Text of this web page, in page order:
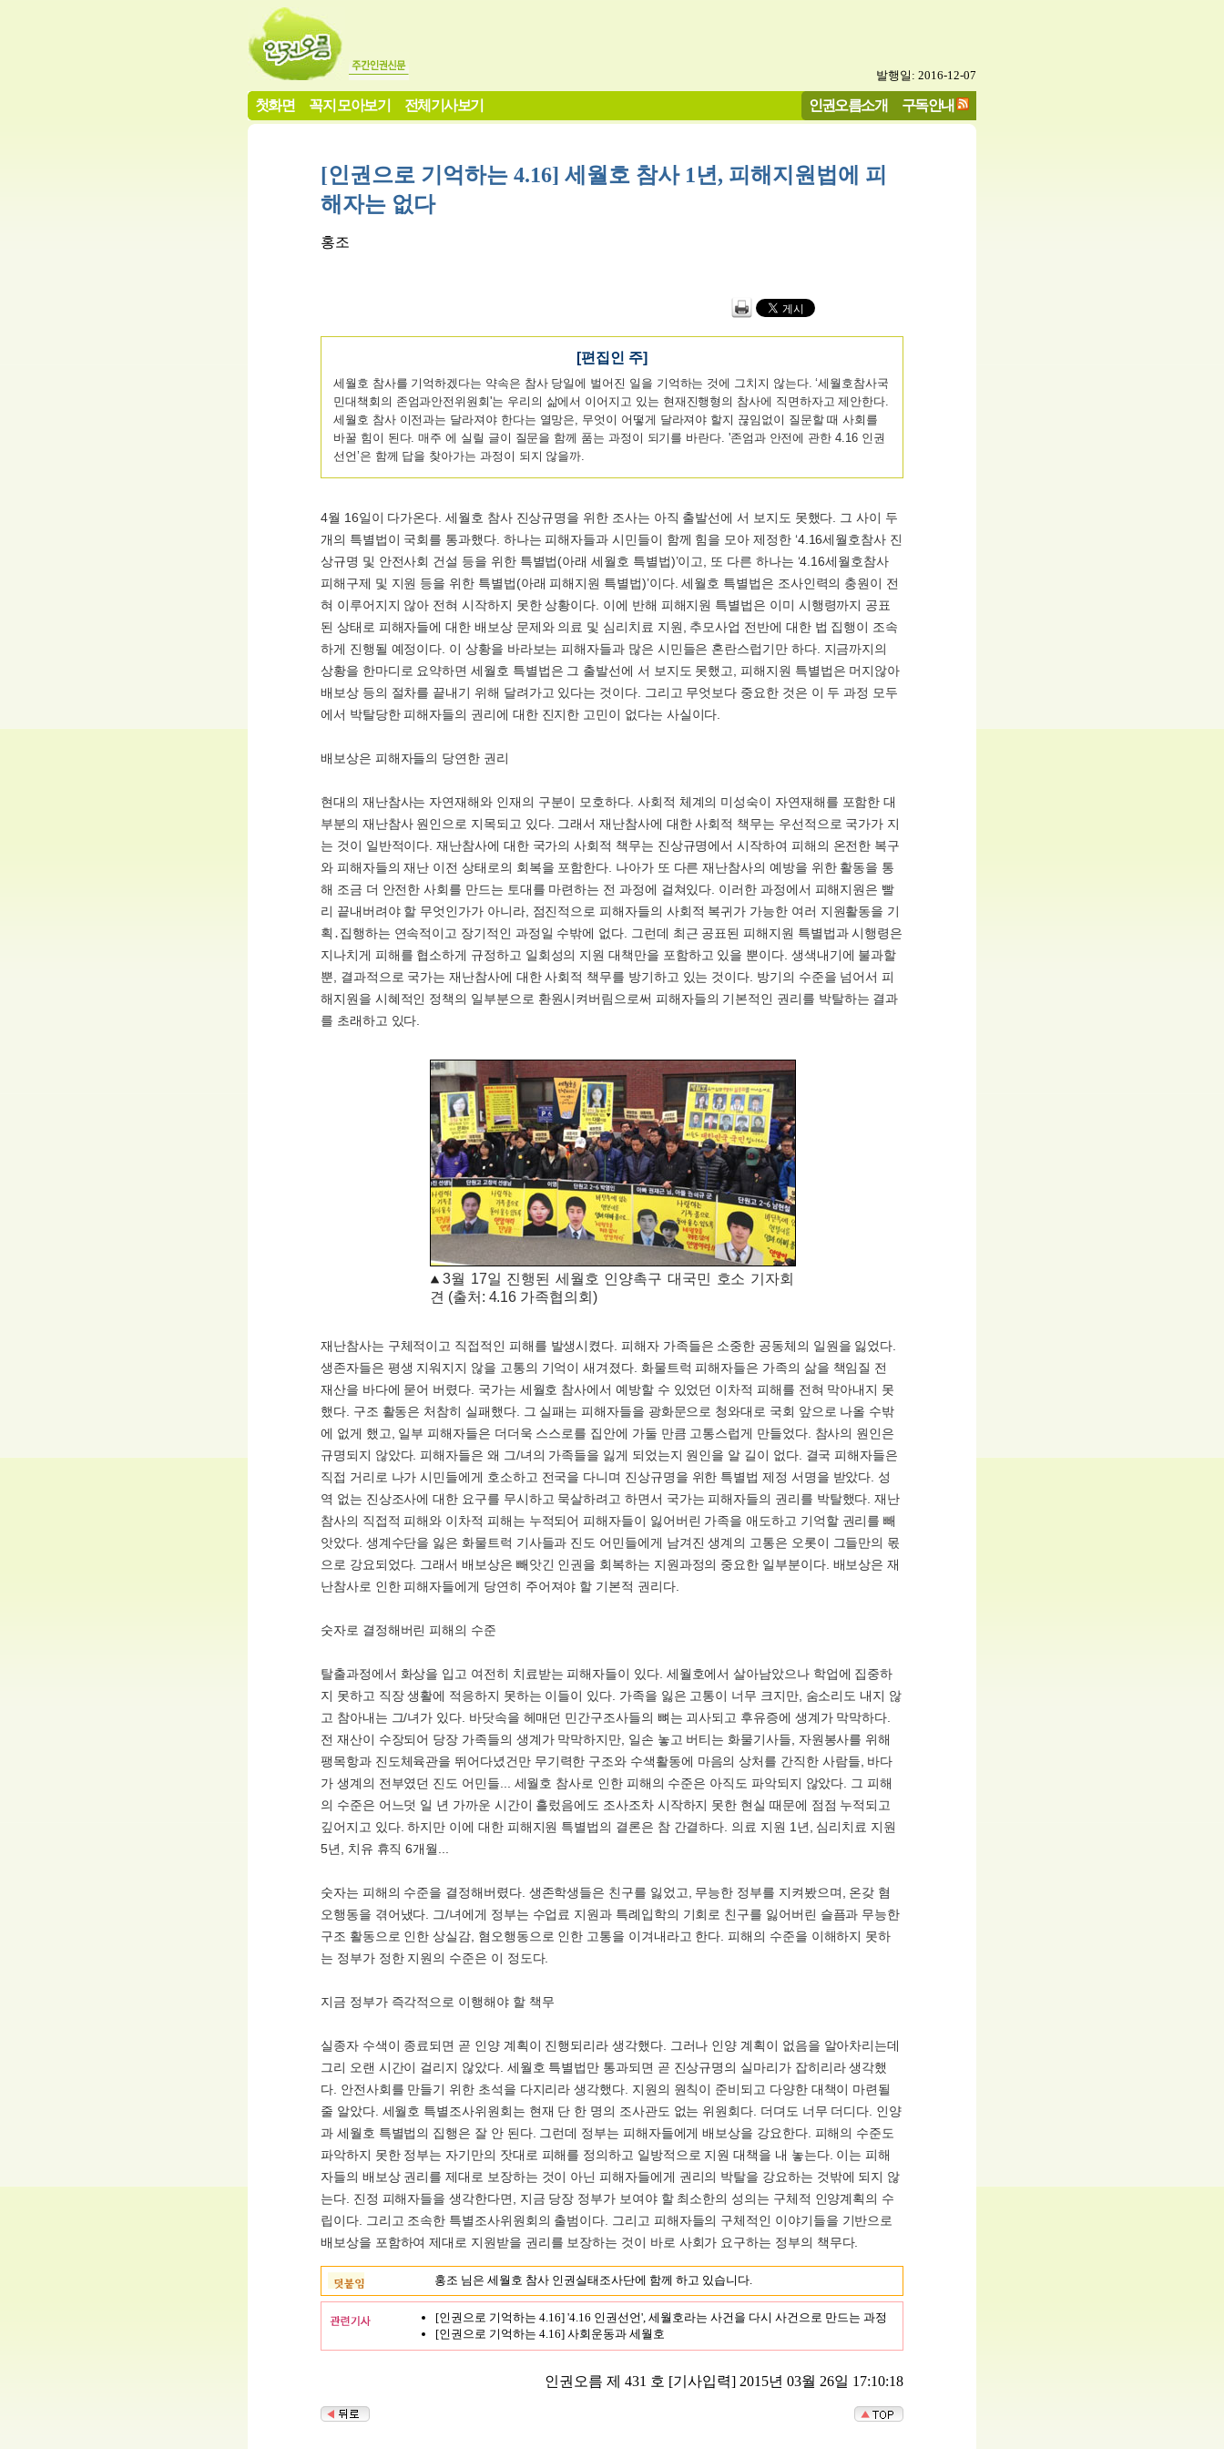
발행일: 2016-12-07
첫화면 꼭지 모아보기 전체기사보기 인권오름소개 구독안내
[인권으로 기억하는 4.16] 세월호 참사 1년, 피해지원법에 피
해자는 없다
홍조
[편집인 주]
세월호 참사를 기억하겠다는 약속은 참사 당일에 벌어진 일을 기억하는 것에 그치지 않는다. ‘세월호참사국
민대책회의 존엄과안전위원회'는 우리의 삶에서 이어지고 있는 현재진행형의 참사에 직면하자고 제안한다.
세월호 참사 이전과는 달라져야 한다는 열망은, 무엇이 어떻게 달라져야 할지 끊임없이 질문할 때 사회를
바꿀 힘이 된다. 매주 에 실릴 글이 질문을 함께 품는 과정이 되기를 바란다. '존엄과 안전에 관한 4.16 인권
선언’은 함께 답을 찾아가는 과정이 되지 않을까.
4월 16일이 다가온다. 세월호 참사 진상규명을 위한 조사는 아직 출발선에 서 보지도 못했다. 그 사이 두
개의 특별법이 국회를 통과했다. 하나는 피해자들과 시민들이 함께 힘을 모아 제정한 ‘4.16세월호참사 진
상규명 및 안전사회 건설 등을 위한 특별법(아래 세월호 특별법)’이고, 또 다른 하나는 ‘4.16세월호참사
피해구제 및 지원 등을 위한 특별법(아래 피해지원 특별법)’이다. 세월호 특별법은 조사인력의 충원이 전
혀 이루어지지 않아 전혀 시작하지 못한 상황이다. 이에 반해 피해지원 특별법은 이미 시행령까지 공표
된 상태로 피해자들에 대한 배보상 문제와 의료 및 심리치료 지원, 추모사업 전반에 대한 법 집행이 조속
하게 진행될 예정이다. 이 상황을 바라보는 피해자들과 많은 시민들은 혼란스럽기만 하다. 지금까지의
상황을 한마디로 요약하면 세월호 특별법은 그 출발선에 서 보지도 못했고, 피해지원 특별법은 머지않아
배보상 등의 절차를 끝내기 위해 달려가고 있다는 것이다. 그리고 무엇보다 중요한 것은 이 두 과정 모두
에서 박탈당한 피해자들의 권리에 대한 진지한 고민이 없다는 사실이다.
배보상은 피해자들의 당연한 권리
현대의 재난참사는 자연재해와 인재의 구분이 모호하다. 사회적 체계의 미성숙이 자연재해를 포함한 대
부분의 재난참사 원인으로 지목되고 있다. 그래서 재난참사에 대한 사회적 책무는 우선적으로 국가가 지
는 것이 일반적이다. 재난참사에 대한 국가의 사회적 책무는 진상규명에서 시작하여 피해의 온전한 복구
와 피해자들의 재난 이전 상태로의 회복을 포함한다. 나아가 또 다른 재난참사의 예방을 위한 활동을 통
해 조금 더 안전한 사회를 만드는 토대를 마련하는 전 과정에 걸쳐있다. 이러한 과정에서 피해지원은 빨
리 끝내버려야 할 무엇인가가 아니라, 점진적으로 피해자들의 사회적 복귀가 가능한 여러 지원활동을 기
획․집행하는 연속적이고 장기적인 과정일 수밖에 없다. 그런데 최근 공표된 피해지원 특별법과 시행령은
지나치게 피해를 협소하게 규정하고 일회성의 지원 대책만을 포함하고 있을 뿐이다. 생색내기에 불과할
뿐, 결과적으로 국가는 재난참사에 대한 사회적 책무를 방기하고 있는 것이다. 방기의 수준을 넘어서 피
해지원을 시혜적인 정책의 일부분으로 환원시켜버림으로써 피해자들의 기본적인 권리를 박탈하는 결과
를 초래하고 있다.
3월 17일 진행된 세월호 인양촉구 대국민 호소 기자회
견 (출처: 4.16 가족협의회)
재난참사는 구체적이고 직접적인 피해를 발생시켰다. 피해자 가족들은 소중한 공동체의 일원을 잃었다.
생존자들은 평생 지워지지 않을 고통의 기억이 새겨졌다. 화물트럭 피해자들은 가족의 삶을 책임질 전
재산을 바다에 묻어 버렸다. 국가는 세월호 참사에서 예방할 수 있었던 이차적 피해를 전혀 막아내지 못
했다. 구조 활동은 처참히 실패했다. 그 실패는 피해자들을 광화문으로 청와대로 국회 앞으로 나올 수밖
에 없게 했고, 일부 피해자들은 더더욱 스스로를 집안에 가둘 만큼 고통스럽게 만들었다. 참사의 원인은
규명되지 않았다. 피해자들은 왜 그/녀의 가족들을 잃게 되었는지 원인을 알 길이 없다. 결국 피해자들은
직접 거리로 나가 시민들에게 호소하고 전국을 다니며 진상규명을 위한 특별법 제정 서명을 받았다. 성
역 없는 진상조사에 대한 요구를 무시하고 묵살하려고 하면서 국가는 피해자들의 권리를 박탈했다. 재난
참사의 직접적 피해와 이차적 피해는 누적되어 피해자들이 잃어버린 가족을 애도하고 기억할 권리를 빼
앗았다. 생계수단을 잃은 화물트럭 기사들과 진도 어민들에게 남겨진 생계의 고통은 오롯이 그들만의 몫
으로 강요되었다. 그래서 배보상은 빼앗긴 인권을 회복하는 지원과정의 중요한 일부분이다. 배보상은 재
난참사로 인한 피해자들에게 당연히 주어져야 할 기본적 권리다.
숫자로 결정해버린 피해의 수준
탈출과정에서 화상을 입고 여전히 치료받는 피해자들이 있다. 세월호에서 살아남았으나 학업에 집중하
지 못하고 직장 생활에 적응하지 못하는 이들이 있다. 가족을 잃은 고통이 너무 크지만, 숨소리도 내지 않
고 참아내는 그/녀가 있다. 바닷속을 헤매던 민간구조사들의 뼈는 괴사되고 후유증에 생계가 막막하다.
전 재산이 수장되어 당장 가족들의 생계가 막막하지만, 일손 놓고 버티는 화물기사들, 자원봉사를 위해
팽목항과 진도체육관을 뛰어다녔건만 무기력한 구조와 수색활동에 마음의 상처를 간직한 사람들, 바다
가 생계의 전부였던 진도 어민들... 세월호 참사로 인한 피해의 수준은 아직도 파악되지 않았다. 그 피해
의 수준은 어느덧 일 년 가까운 시간이 흘렀음에도 조사조차 시작하지 못한 현실 때문에 점점 누적되고
깊어지고 있다. 하지만 이에 대한 피해지원 특별법의 결론은 참 간결하다. 의료 지원 1년, 심리치료 지원
5년, 치유 휴직 6개월...
숫자는 피해의 수준을 결정해버렸다. 생존학생들은 친구를 잃었고, 무능한 정부를 지켜봤으며, 온갖 혐
오행동을 겪어냈다. 그/녀에게 정부는 수업료 지원과 특례입학의 기회로 친구를 잃어버린 슬픔과 무능한
구조 활동으로 인한 상실감, 혐오행동으로 인한 고통을 이겨내라고 한다. 피해의 수준을 이해하지 못하
는 정부가 정한 지원의 수준은 이 정도다.
지금 정부가 즉각적으로 이행해야 할 책무
실종자 수색이 종료되면 곧 인양 계획이 진행되리라 생각했다. 그러나 인양 계획이 없음을 알아차리는데
그리 오랜 시간이 걸리지 않았다. 세월호 특별법만 통과되면 곧 진상규명의 실마리가 잡히리라 생각했
다. 안전사회를 만들기 위한 초석을 다지리라 생각했다. 지원의 원칙이 준비되고 다양한 대책이 마련될
줄 알았다. 세월호 특별조사위원회는 현재 단 한 명의 조사관도 없는 위원회다. 더뎌도 너무 더디다. 인양
과 세월호 특별법의 집행은 잘 안 된다. 그런데 정부는 피해자들에게 배보상을 강요한다. 피해의 수준도
파악하지 못한 정부는 자기만의 잣대로 피해를 정의하고 일방적으로 지원 대책을 내 놓는다. 이는 피해
자들의 배보상 권리를 제대로 보장하는 것이 아닌 피해자들에게 권리의 박탈을 강요하는 것밖에 되지 않
는다. 진정 피해자들을 생각한다면, 지금 당장 정부가 보여야 할 최소한의 성의는 구체적 인양계획의 수
립이다. 그리고 조속한 특별조사위원회의 출범이다. 그리고 피해자들의 구체적인 이야기들을 기반으로
배보상을 포함하여 제대로 지원받을 권리를 보장하는 것이 바로 사회가 요구하는 정부의 책무다.
홍조 님은 세월호 참사 인권실태조사단에 함께 하고 있습니다.
[인권으로 기억하는 4.16] '4.16 인권선언', 세월호라는 사건을 다시 사건으로 만드는 과정
[인권으로 기억하는 4.16] 사회운동과 세월호
인권오름 제 431 호 [기사입력] 2015년 03월 26일 17:10:18